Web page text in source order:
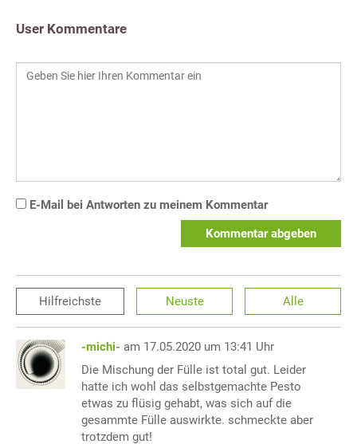
User Kommentare
E-Mail bei Antworten zu meinem Kommentar
Kommentar abgeben
Hilfreichste Neuste Alle
-michi- am 17.05.2020 um 13:41 Uhr
Die Mischung der Fülle ist total gut. Leider
hatte ich wohl das selbstgemachte Pesto
etwas zu flüsig gehabt, was sich auf die
gesammte Fülle auswirkte. schmeckte aber
trotzdem gut!